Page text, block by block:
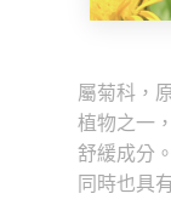
屬菊科，
植物之一
舒緩成分
同時也具